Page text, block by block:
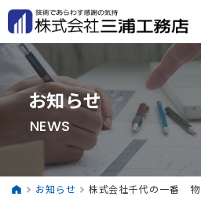
お知らせ
NEWS
お知らせ 株式会社千代の一番 物